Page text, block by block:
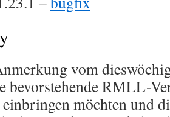
vom
bevorstehende RMLL-
möchten und